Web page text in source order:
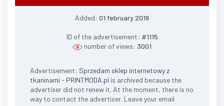
Added: 01 february 2019
ID of the advertisement: #1115
number of views: 3001
Advertisement: Sprzedam sklep internetowy z
tkaninami - PRINTMODA.pl is archived because the
advertiser did not renew it. At the moment, there is no
way to contact the advertiser. Leave your email